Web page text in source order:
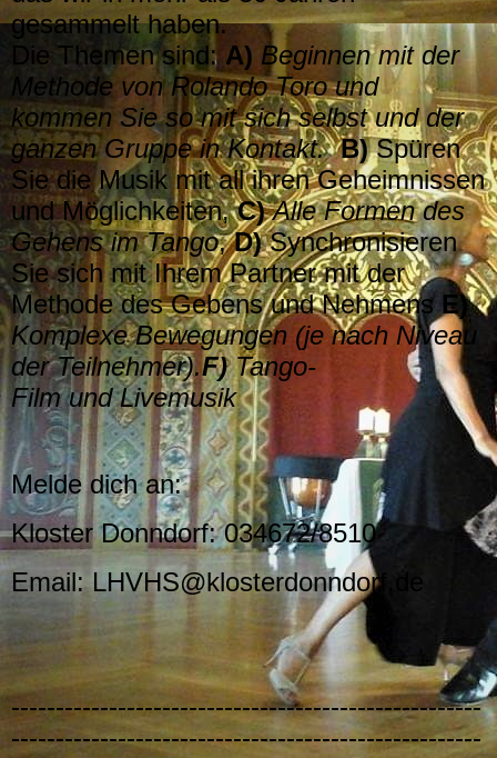
gesammelt haben.
Die Themen sind: A) Beginnen mit der
Methode von Rolando Toro und
kommen Sie so mit sich selbst und der
ganzen Gruppe in Kontakt. B)Spüren
Sie die Musik mit all ihren Geheimnissen
und Möglichkeiten,C) Alle Formen des
Gehens im Tango,D)Synchronisieren
Sie sich mit Ihrem Partner mit der
Methode des Gebens und Nehmens E)
Komplexe Bewegungen (je nach Niveau
der Teilnehmer).F)Tango-
Film und Livemusik
Melde dich an:
Kloster Donndorf: 034672/8510
Email: LHVHS@klosterdonndorf.de
-----------------------------------------------------
-----------------------------------------------------